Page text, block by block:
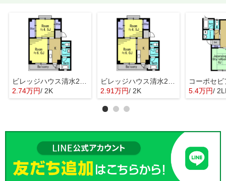
2.74万円/ 2K
2.91万円/ 2K
コーポセ
5.4万円/